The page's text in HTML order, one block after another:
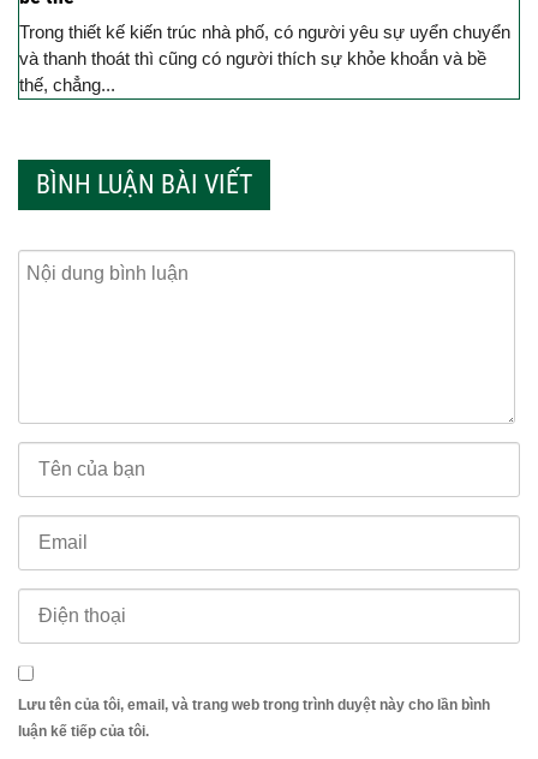
Trong thiết kế kiến trúc nhà phố, có người yêu sự uyển chuyển
và thanh thoát thì cũng có người thích sự khỏe khoắn và bề
thế, chẳng...
BÌNH LUẬN BÀI VIẾT
Lưu tên của tôi, email, và trang web trong trình duyệt này cho lần bình
luận kế tiếp của tôi.